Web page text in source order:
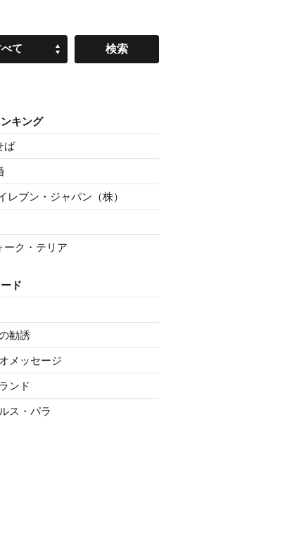
べて
キング
ば
レブン・ジャパン（株）
ーク・テリア
ド
勧誘
メッセージ
ンド
ス・パラ